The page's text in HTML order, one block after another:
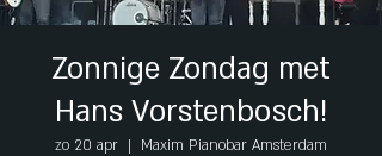
Zonnige Zondag met
Hans Vorstenbosch!
zo 20 apr
  |
Maxim Pianobar Amsterdam